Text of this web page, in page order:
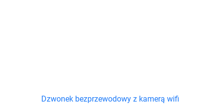
Dzwonek bezprzewodowy z kamerą wifi